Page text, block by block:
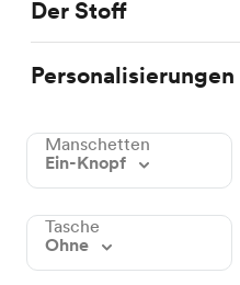
Der Stoff
Personalisierungen
Manschetten
Ein-Knopf
Tasche
Ohne